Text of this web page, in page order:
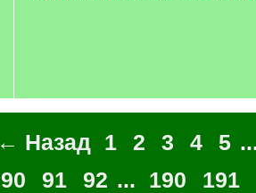
← Назад 1 2 3 4 5
90 91 92 ... 190
191